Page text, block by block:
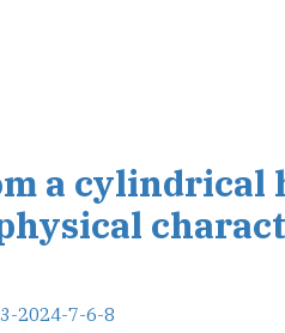
a cylindrical
2024-7-6-8